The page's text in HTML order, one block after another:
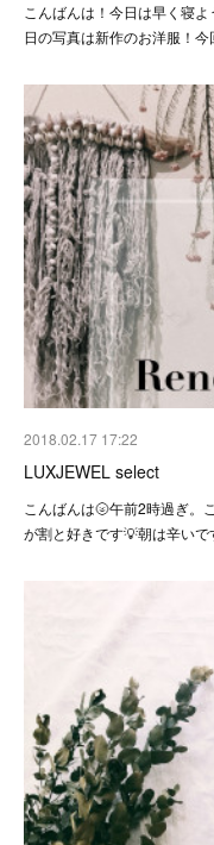
こんばんは！今日は早く寝
日の写真は新作のお洋服！
2018.02.17 17:22
LUXJEWEL select
こんばんは🌝午前2時過ぎ。
が割と好きです💡朝は辛い